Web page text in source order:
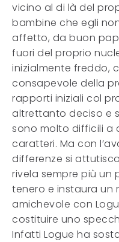
vicino al di là del
bambine che egli
affetto, da buon
fuori del proprio
inizialmente freddo,
consapevole della
rapporti iniziali col
altrettanto deciso e
sono molto difficili a
caratteri. Ma con
differenze si
rivela sempre più un
tenero e instaura un
amichevole con
costituire uno
Infatti Logue ha